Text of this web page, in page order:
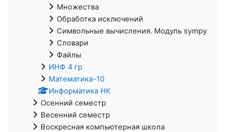
Множества
Обработка исключений
Символьные вычисления. Модуль sympy
Словари
Файлы
ИНФ 4 гр
Математика-10
Информатика НК
Осенний семестр
Весенний семестр
Воскресная компьютерная школа